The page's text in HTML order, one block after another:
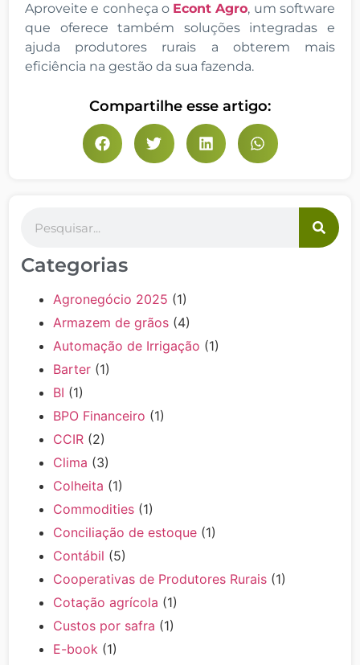
Aproveite e conheça o Econt Agro, um software
que oferece também soluções integradas e
ajuda produtores rurais a obterem mais
eficiência na gestão da sua fazenda.
Compartilhe esse artigo:
Categorias
Agronegócio 2025 (1)
Armazem de grãos (4)
Automação de Irrigação (1)
Barter (1)
BI (1)
BPO Financeiro (1)
CCIR (2)
Clima (3)
Colheita (1)
Commodities (1)
Conciliação de estoque (1)
Contábil (5)
Cooperativas de Produtores Rurais (1)
Cotação agrícola (1)
Custos por safra (1)
E-book (1)